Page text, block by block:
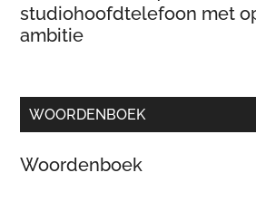
studiohoofdtelefoon met
ambitie
WOORDENBOEK
Woordenboek